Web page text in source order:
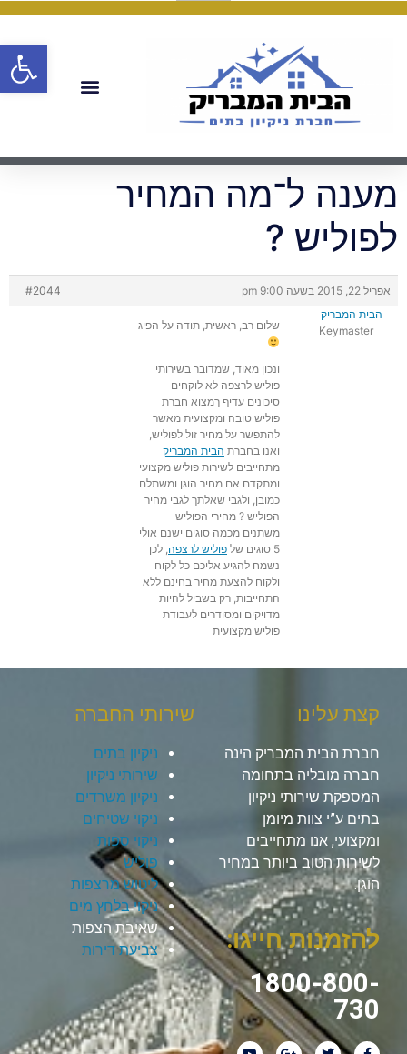
מענה ל־מה המחיר
לפוליש ?
אפריל 22, 2015 בשעה 9:00 pm
#2044
הבית המבריק
Keymaster
שלום רב, ראשית, תודה על הפיג
ונכון מאוד, שמדובר בשירותי
פוליש לרצפה לא לוקחים
סיכונים עדיף ךמצוא חברת
פוליש טובה ומקצועית מאשר
להתפשר על מחיר זול לפוליש,
ואנו בחברת הבית המבריק
מתחייבים לשירות פוליש מקצועי
ומתקדם אם מחיר הוגן ומשתלם
כמובן, ולגבי שאלתך לגבי מחיר
הפוליש ? מחירי הפוליש
משתנים מכמה סוגים ישנם אולי
5 סוגים של
פוליש לרצפה, לכן
נשמח להגיע אליכם כל לקוח
ולקוח להצעת מחיר בחינם ללא
התחייבות, רק בשביל להיות
מדויקים ומסודרים לעבודת
פוליש מקצועית
קצת עלינו
חברת הבית המבריק הינה
חברה מובליה בתחומה
המספקת שירותי ניקיון
בתים ע”י צוות מיומן
ומקצועי, אנו מתחייבים
לשירות הטוב ביותר במחיר
הוגן.
להזמנות חייגו:
1800-800-
730
שירותי החברה
ניקיון בתים
שירותי ניקיון
ניקיון משרדים
ניקוי שטיחים
ניקוי ספות
פוליש
ליטוש מרצפות
ניקוי בלחץ מים
שאיבת הצפות
צביעת דירות